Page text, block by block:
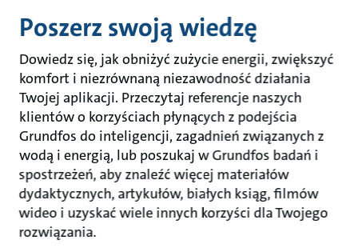
Poszerz swoją wiedzę
Dowiedz się, jak obniżyć zużycie energii, zwiększyć
komfort i niezrównaną niezawodność działania
Twojej aplikacji. Przeczytaj referencje naszych
klientów o korzyściach płynących z podejścia
Grundfos do inteligencji, zagadnień związanych z
wodą i energią, lub poszukaj w Grundfos badań i
spostrzeżeń, aby znaleźć więcej materiałów
dydaktycznych, artykułów, białych ksiąg, filmów
wideo i uzyskać wiele innych korzyści dla Twojego
rozwiązania.